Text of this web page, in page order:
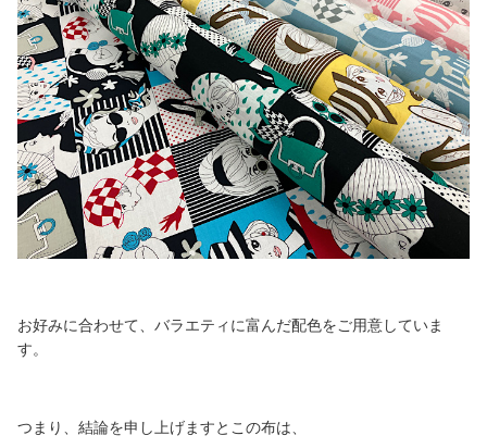
お好みに合わせて、バラエティに富んだ配色をご用意していま
す。
つまり、結論を申し上げますとこの布は、